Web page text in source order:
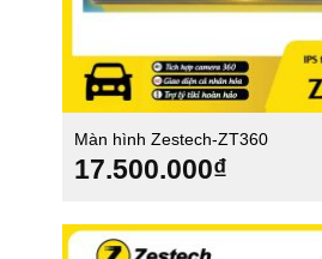
Màn hình Zestech-ZT360
17.500.000₫